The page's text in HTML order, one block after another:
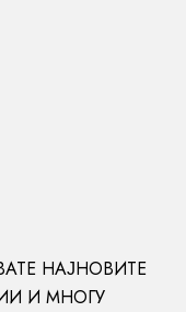
НАЈНОВИТЕ
И МНОГУ